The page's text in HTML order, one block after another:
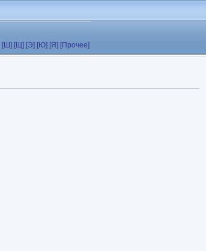
[Ш] [Щ] [Э] [Ю] [Я] [Прочее]